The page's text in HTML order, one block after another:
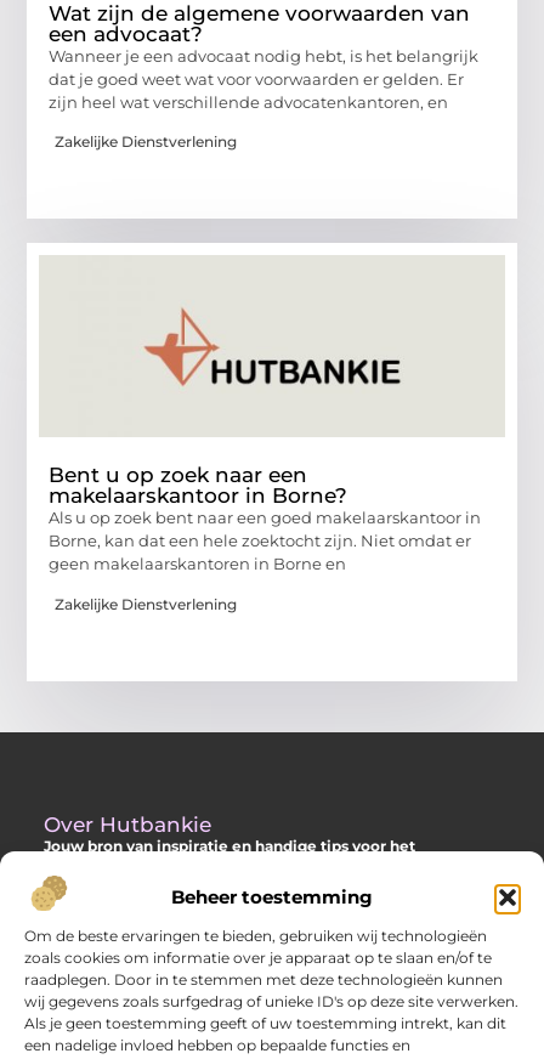
Beheer toestemming
Om de beste ervaringen te bieden, gebruiken wij technologieën
zoals cookies om informatie over je apparaat op te slaan en/of te
raadplegen. Door in te stemmen met deze technologieën kunnen
wij gegevens zoals surfgedrag of unieke ID's op deze site verwerken.
Als je geen toestemming geeft of uw toestemming intrekt, kan dit
een nadelige invloed hebben op bepaalde functies en
Wat zijn de algemene voorwaarden van
een advocaat?
Wanneer je een advocaat nodig hebt, is het belangrijk
dat je goed weet wat voor voorwaarden er gelden. Er
zijn heel wat verschillende advocatenkantoren, en
Zakelijke Dienstverlening
Bent u op zoek naar een
makelaarskantoor in Borne?
Als u op zoek bent naar een goed makelaarskantoor in
Borne, kan dat een hele zoektocht zijn. Niet omdat er
geen makelaarskantoren in Borne en
Zakelijke Dienstverlening
Over Hutbankie
Jouw bron van inspiratie en handige tips voor het
Ontdek een ruime collectie blogs en artikelen die je helpen om
het meeste uit je buitenruimte te halen, met praktische
adviezen en verrassende ideeën voor je tuin, veranda of andere
buitenplekken.
Bericht categorie